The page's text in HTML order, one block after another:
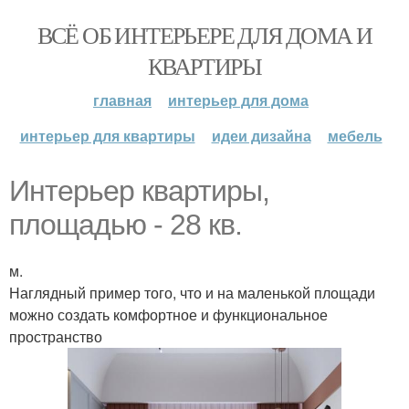
ВСЁ ОБ ИНТЕРЬЕРЕ ДЛЯ ДОМА И
КВАРТИРЫ
главная
интерьер для дома
интерьер для квартиры
идеи дизайна мебель
Интерьер квартиры,
площадью - 28 кв.
м.
Наглядный пример того, что и на маленькой площади
можно создать комфортное и функциональное
пространство